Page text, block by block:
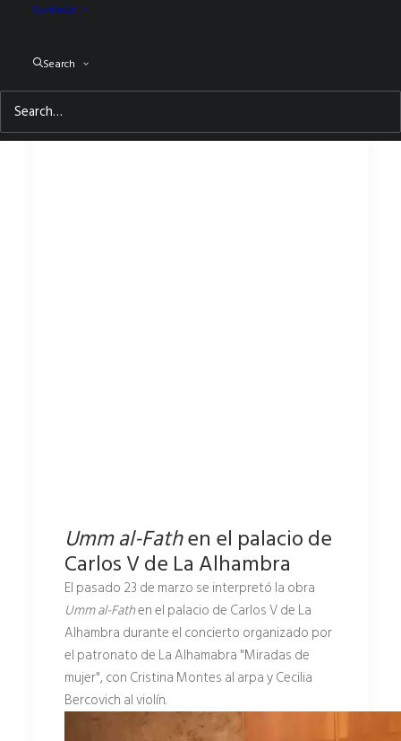
Contacto
Search
Umm al-Fathen el palacio de
Carlos V de La Alhambra
El pasado 23 de marzo se interpretó la obra
Umm al-Fathen el palacio de Carlos V de La
Alhambra durante el concierto organizado por
el patronato de La Alhamabra "Miradas de
mujer", con Cristina Montes al arpa y Cecilia
Bercovich al violín.